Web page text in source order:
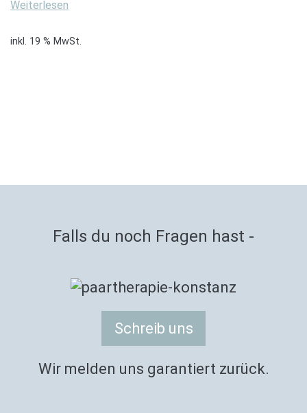
Weiterlesen
inkl. 19 % MwSt.
Falls du noch Fragen hast -
Schreib uns
Wir melden uns garantiert zurück.